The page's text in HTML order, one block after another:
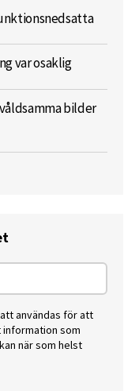
var osaklig
bilder
användas för att
som
när som helst